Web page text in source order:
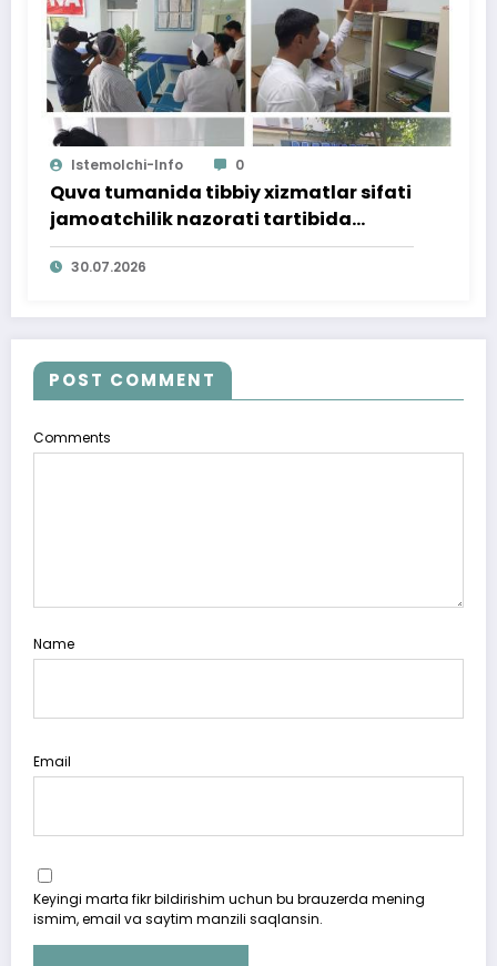
Istemolchi-Info 0
Quva tumanida tibbiy xizmatlar sifati
jamoatchilik nazorati tartibida
o‘rganildi
30.07.2026
POST COMMENT
Comments
Name
Email
Keyingi marta fikr bildirishim uchun bu brauzerda mening
ismim, email va saytim manzili saqlansin.